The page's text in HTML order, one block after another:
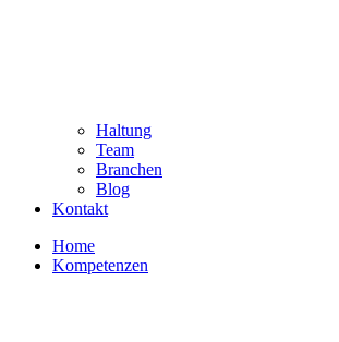
Haltung
Team
Branchen
Blog
Kontakt
Home
Kompetenzen